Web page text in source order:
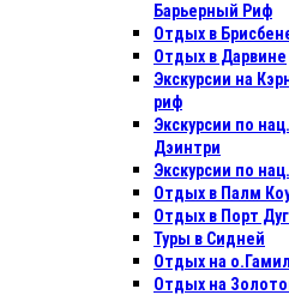
Барьерный Риф
Отдых в
Отдых в Дарвине
Экскурсии на
риф
Экскурсии по
Дэинтри
Экскурсии по
Отдых в Палм
Отдых в Порт
Туры в Сидней
Отдых на
Отдых на